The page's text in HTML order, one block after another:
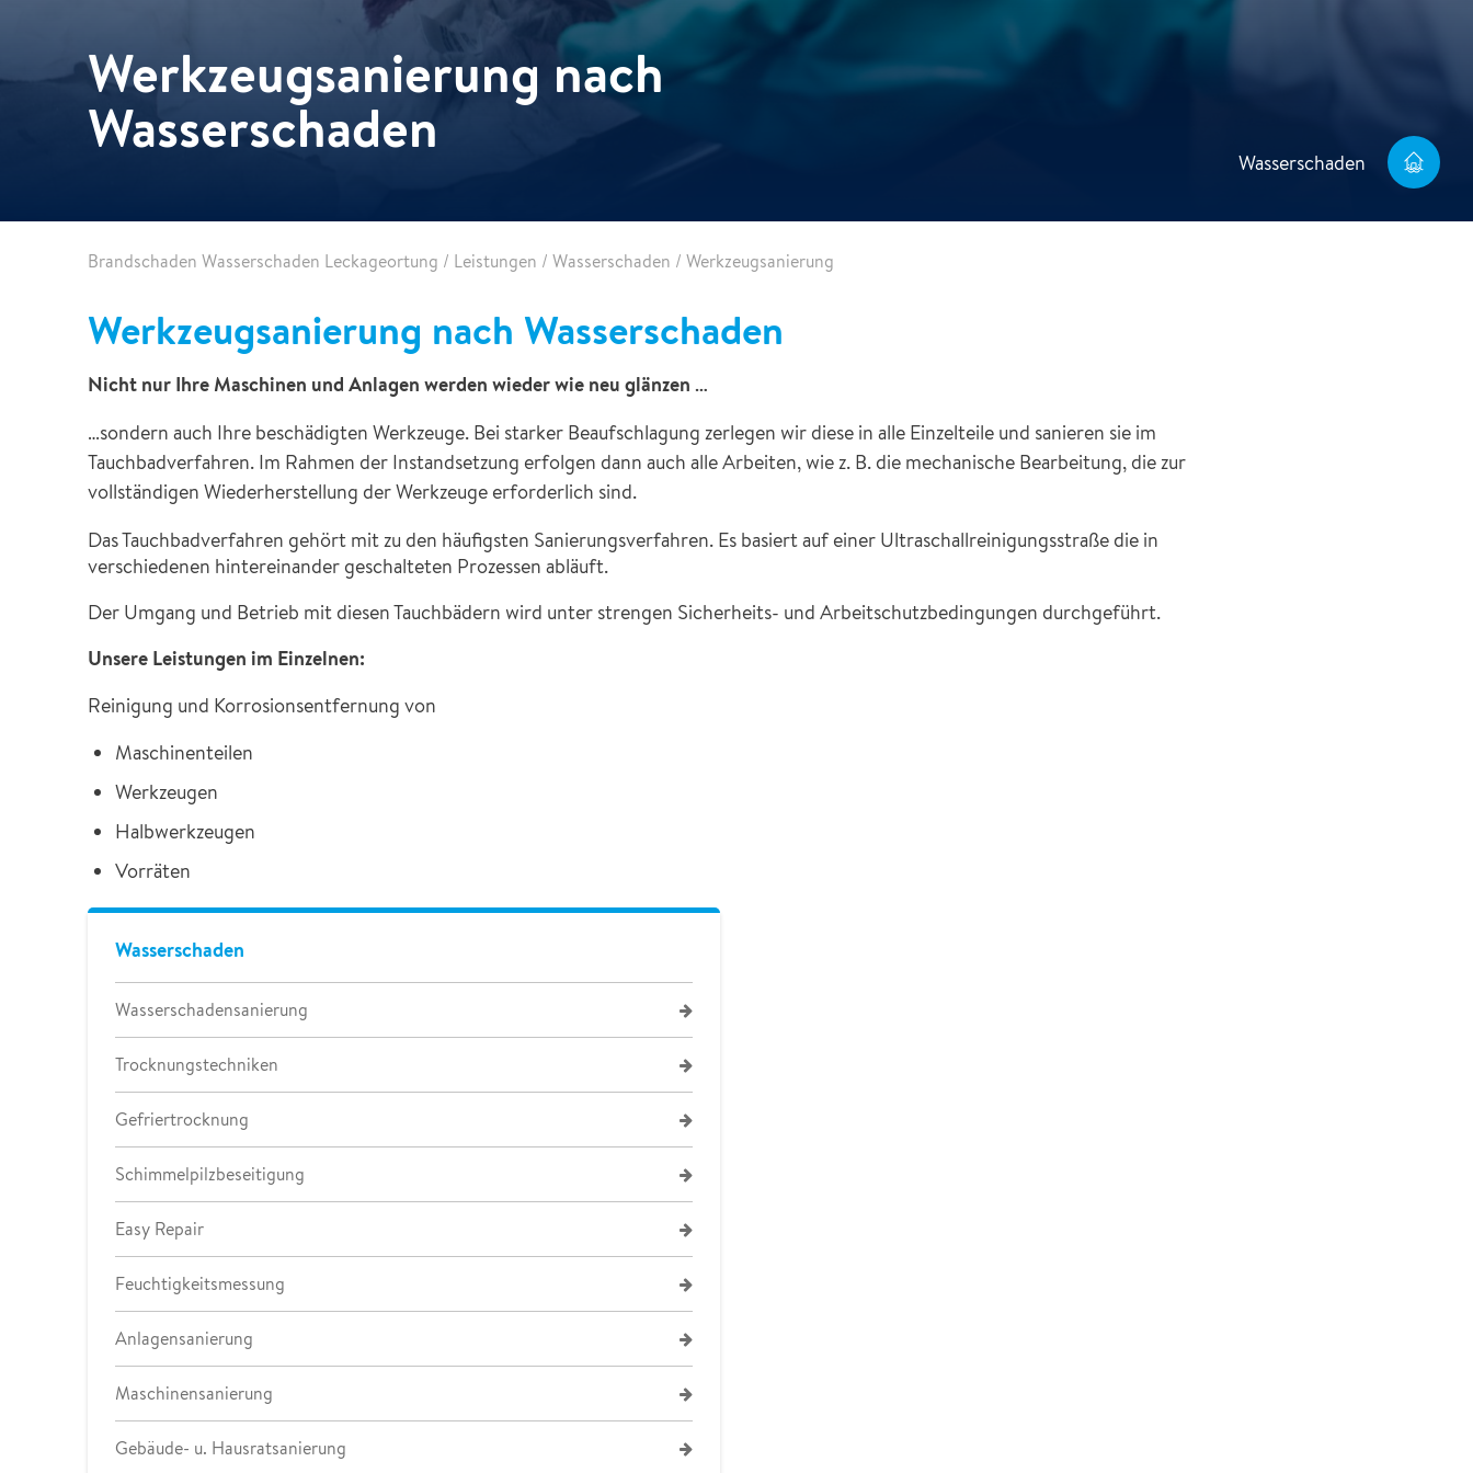
Abbruch Service
Kfz-Sanierung
Marine Service
Inspektion+
Nachhaltigkeit
Werkzeugsanierung nach
Wasserschaden Wasserschaden
Brandschaden Wasserschaden Leckageortung / Leistungen / Wasserschaden / Werkzeugsanierung
Werkzeugsanierung nach Wasserschaden
Nicht nur Ihre Maschinen und Anlagen werden wieder wie neu glänzen …
…sondern auch Ihre beschädigten Werkzeuge. Bei starker Beaufschlagung zerlegen wir diese in alle Einzelteile und sanieren sie im
Tauchbadverfahren. Im Rahmen der Instandsetzung erfolgen dann auch alle Arbeiten, wie z. B. die mechanische Bearbeitung, die zur
vollständigen Wiederherstellung der Werkzeuge erforderlich sind.
Das Tauchbadverfahren gehört mit zu den häufigsten Sanierungsverfahren. Es basiert auf einer Ultraschallreinigungsstraße die in
verschiedenen hintereinander geschalteten Prozessen abläuft.
Der Umgang und Betrieb mit diesen Tauchbädern wird unter strengen Sicherheits- und Arbeitschutzbedingungen durchgeführt.
Unsere Leistungen im Einzelnen:
Reinigung und Korrosionsentfernung von
Maschinenteilen
Werkzeugen
Halbwerkzeugen
Vorräten
Wasserschaden
Wasserschadensanierung
Trocknungstechniken
Gefriertrocknung
Schimmelpilzbeseitigung
Easy Repair
Feuchtigkeitsmessung
Anlagensanierung
Maschinensanierung
Gebäude- u. Hausratsanierung